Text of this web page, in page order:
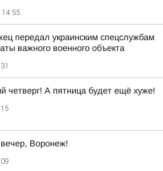
14:55
передал украинским спецслужбам
важного военного объекта
четверг! А пятница будет ещё хуже!
Воронеж!